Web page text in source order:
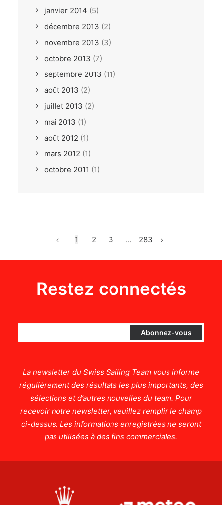
janvier 2014 (5)
décembre 2013 (2)
novembre 2013 (3)
octobre 2013 (7)
septembre 2013 (11)
août 2013 (2)
juillet 2013 (2)
mai 2013 (1)
août 2012 (1)
mars 2012 (1)
octobre 2011 (1)
1 2 3 … 283
Restez connectés
La newsletter du Swiss Sailing Team vous informe
régulièrement des résultats les plus importants, des
sélections et d’autres nouvelles du team. Pour
recevoir notre newsletter, veuillez remplir le champ
ci-dessus. Les informations enregistrées ne seront
pas utilisées à des fins commerciales.